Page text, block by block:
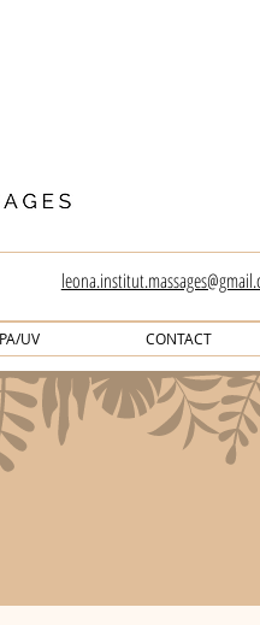
UV CONTACT